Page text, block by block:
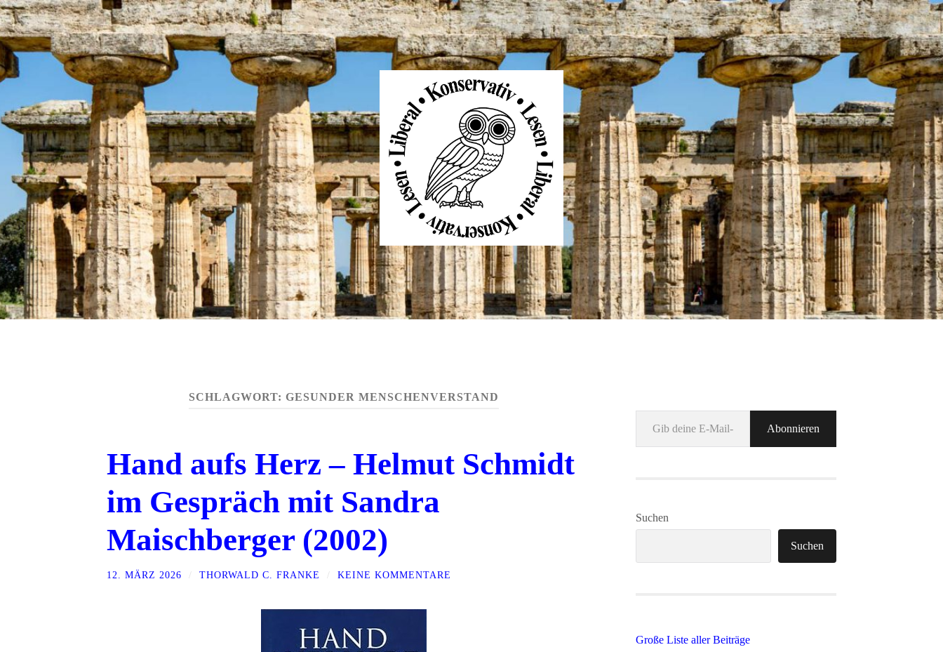
Liberal
Konservativ
Lesen
SCHLAGWORT: GESUNDER MENSCHENVERSTAND
Hand aufs Herz – Helmut Schmidt
im Gespräch mit Sandra
Maischberger (2002)
12. MÄRZ 2026 THORWALD C. FRANKE KEINE KOMMENTARE
Gib deine E-Mail-Adresse ein ...
Abonnieren
Suchen
Suchen
Große Liste aller Beiträge